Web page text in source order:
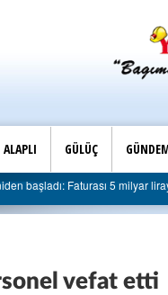
ALAPLI GÜLÜÇ
dayandı Son
vefat etti